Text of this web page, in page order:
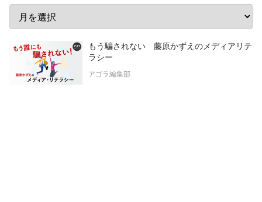
もう騙されない 藤原かずえのメディアリテ
ラシー
アゴラ編集部